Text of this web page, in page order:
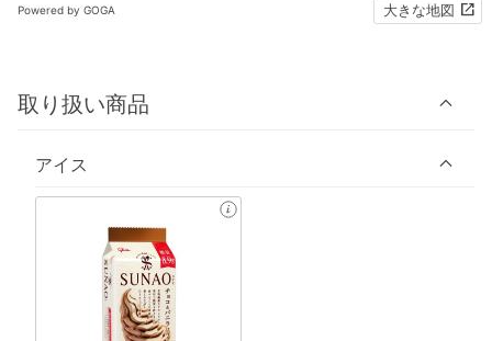
Powered by GOGA 大きな地図
取り扱い商品
アイス